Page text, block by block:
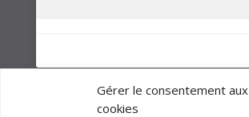
Gérer le consentement aux
cookies